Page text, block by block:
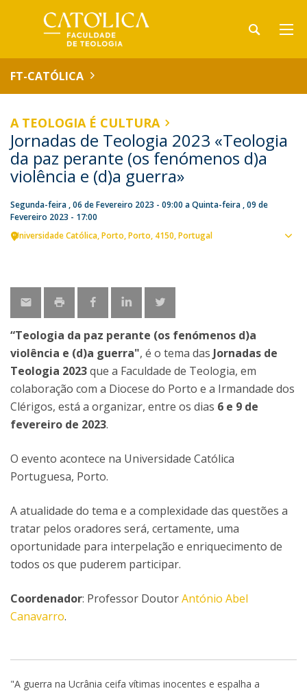
FT-CATÓLICA
A TEOLOGIA É CULTURA
Jornadas de Teologia 2023 «Teologia
da paz perante (os fenómenos d)a
violência e (d)a guerra»
Segunda-feira , 06 de Fevereiro 2023 - 09:00 aQuinta-feira , 09 de
Fevereiro 2023 - 17:00
Universidade Católica Porto Porto 4150 Portugal
“Teologia da paz perante (os fenómenos d)a
violência e (d)a guerra", é o tema das Jornadas de
Teologia 2023que a Faculdade de Teologia, em
colaboração com a Diocese do Porto e a Irmandade dos
Clérigos, está a organizar, entre os dias 6 e 9 de
fevereiro de 2023.
O evento acontece na Universidade Católica
Portuguesa, Porto.
A atualidade do tema e a complexidade das questões a
tratar pelos oradores será, certamente, uma
oportunidade para interpelação e enriquecimento de
todos os que puderem participar.
Coordenador: Professor DoutorAntónio Abel
Canavarro.
"A guerra na Ucrânia ceifa vítimas inocentes e espalha a